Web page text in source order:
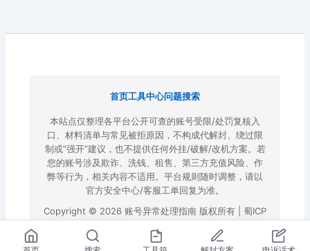
首页工具中心问题搜索
本站点仅整理各平台公开可查的账号受限/处罚复核入
口、材料清单与常见被拒原因，不构成代解封、绕过限
制或“强开”建议，也不提供任何外挂/破解/改机方案。若
您的账号涉及欺诈、洗钱、租售、第三方充值风险、作
弊等行为，相关内容不适用。平台规则随时调整，请以
官方安全中心/客服工单回复为准。
Copyright © 2026 账号异常处理指南 版权所有 | 蜀ICP